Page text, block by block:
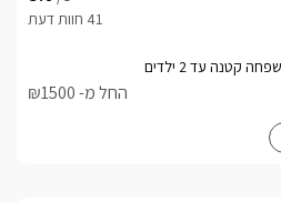
החל מ- ₪1500